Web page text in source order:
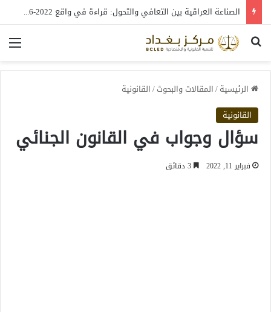
الصناعة العراقية بين التعافي والتحول: قراءة في واقع 2022-2026
بحث عن
الرئيسية/المقالات والبحوث/القانونية
القانونية
سؤال وجواب في القانون الجنائي
فبراير 11, 2022